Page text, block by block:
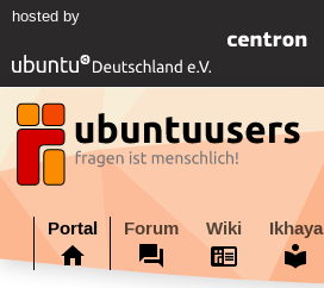
hosted by
Portal Forum Wiki Ikhaya